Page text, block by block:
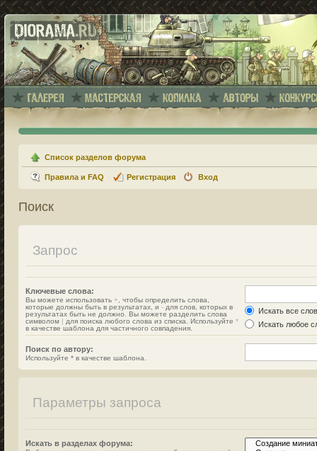
Список разделов форума
Правила и FAQ Регистрация Вход
Поиск
Запрос
Ключевые слова:
Вы можете использовать + , чтобы определить слова,
которые должны быть в результатах, и - для слов, которых в
результатах быть не должно. Вы можете разделить слова
символом | для поиска любого слова из списка. Используйте *
в качестве шаблона для частичного совпадения.
Искать все
Искать любое
Поиск по автору:
Используйте * в качестве шаблона.
Параметры запроса
Искать в разделах форума: